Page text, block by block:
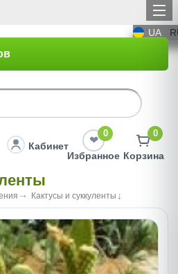
UA
Кабинет
0
Избранное
0
Корзина
Кактусы и суккуленты